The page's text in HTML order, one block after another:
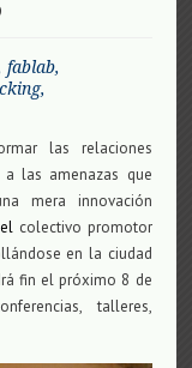
las relaciones
las amenazas que
mera innovación
el colectivo promotor
en la ciudad
fin el próximo 8 de
talleres,